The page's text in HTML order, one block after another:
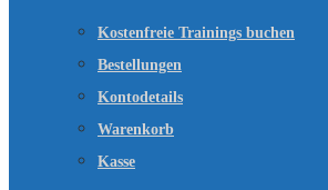
Kostenfreie Trainings buchen
Bestellungen
Kontodetails
Warenkorb
Kasse